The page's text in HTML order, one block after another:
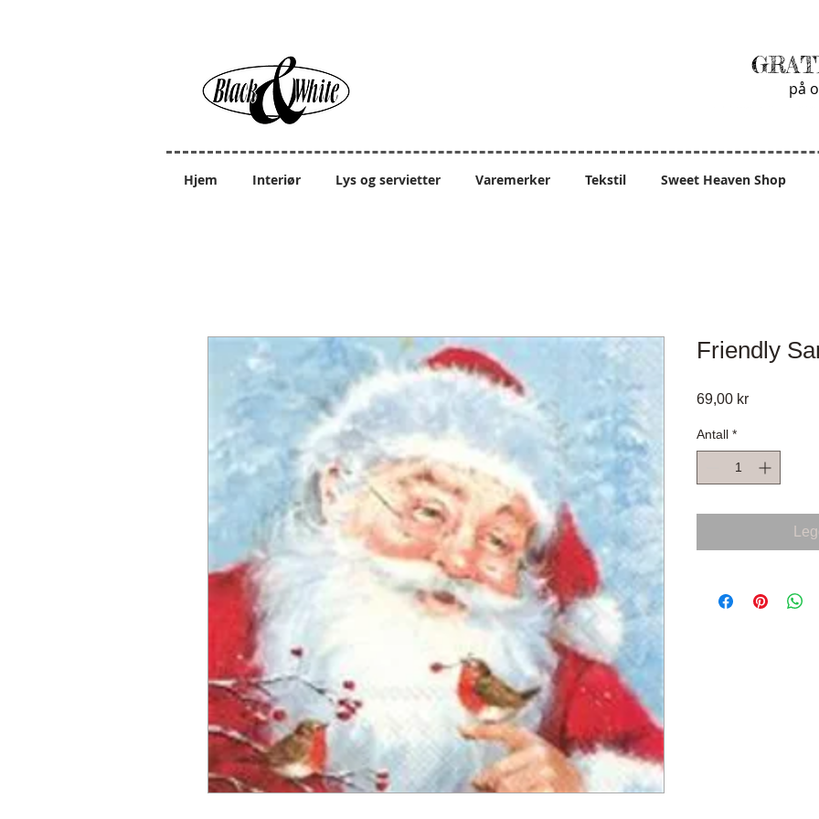
på
Hjem Interiør Lys og servietter Varemerker Tekstil Sweet Heaven Shop
Friendly
69,00 krPris
Antall *